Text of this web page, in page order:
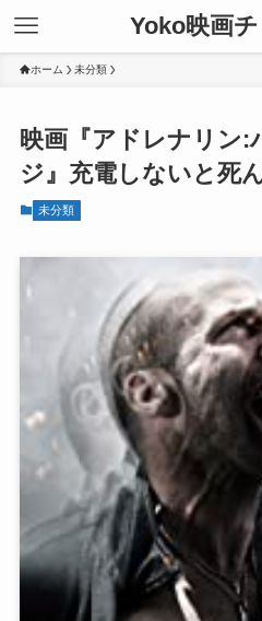
Yoko映画
ホーム 未分類
映画『アドレナリン:
ジ』充電しないと死
未分類